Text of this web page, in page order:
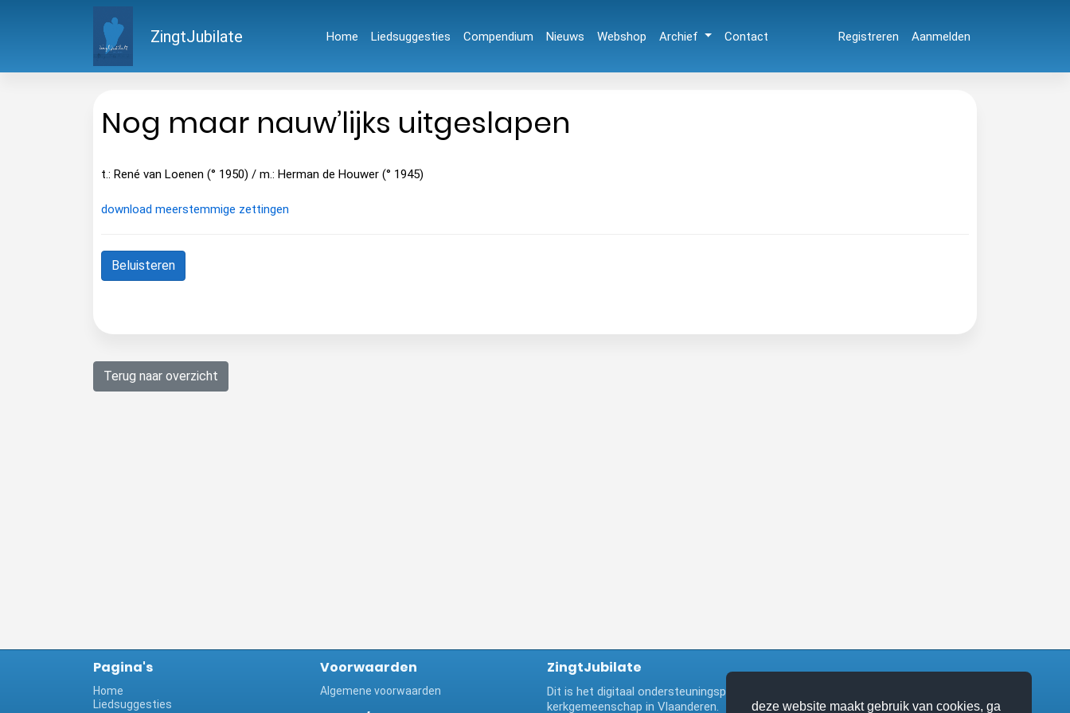
ZingtJubilate Home Liedsuggesties Compendium Nieuws Webshop Archief Contact Registreren Aanmelden
Nog maar nauw’lijks uitgeslapen
t.: René van Loenen (° 1950) / m.: Herman de Houwer (° 1945)
download meerstemmige zettingen
Beluisteren
Terug naar overzicht
Pagina's
Home
Liedsuggesties
Voorwaarden
Algemene voorwaarden
ZingtJubilate
Dit is het digitaal ondersteuningsplatform bij het zangboek van de katholieke
kerkgemeenschap in Vlaanderen.
deze website maakt gebruik van cookies, ga